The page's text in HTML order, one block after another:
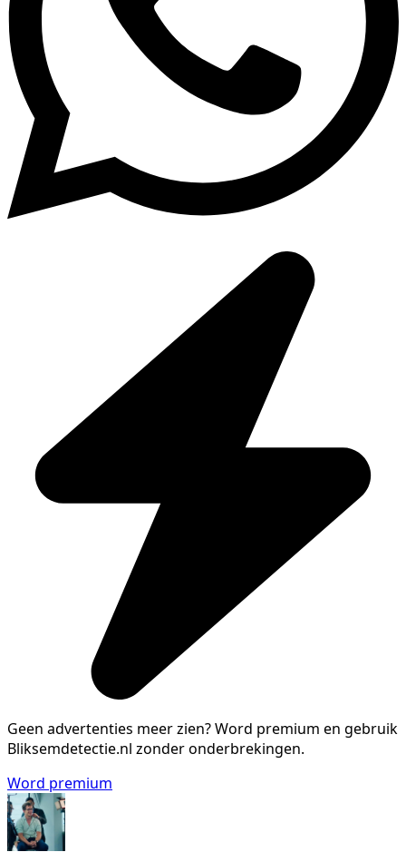
Geen advertenties meer zien?Word premium en gebruik
Bliksemdetectie.nl zonder onderbrekingen.
Word premium